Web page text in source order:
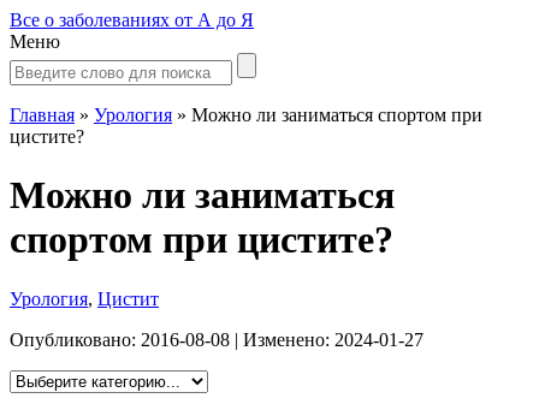
Все о заболеваниях от А до Я
Меню
Главная » Урология » Можно ли заниматься спортом при
цистите?
Можно ли заниматься
спортом при цистите?
Урология, Цистит
Опубликовано: 2016-08-08 | Изменено: 2024-01-27